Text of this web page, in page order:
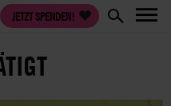
JETZT SPENDEN!